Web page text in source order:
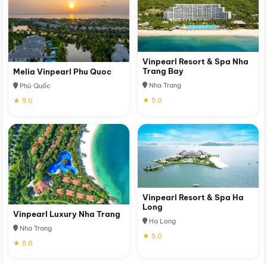
Melia Vinpearl Phu Quoc
Phú Quốc
★ 5.0
Vinpearl Resort & Spa Nha
Trang Bay
Nha Trang
★ 5.0
Vinpearl Luxury Nha Trang
Nha Trang
★ 5.0
Vinpearl Resort & Spa Ha
Long
Hạ Long
★ 5.0